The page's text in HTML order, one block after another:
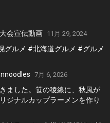
会宣伝動画 11月 29, 2024
グルメ #北海道グルメ #グルメ
7月 6, 2026
ました。笹の稜線に、秋風が
ジナルカップラーメンを作り